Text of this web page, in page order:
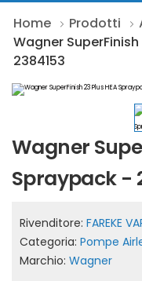
Home Prodotti
Wagner
2384153
Wagner
Spraypack -
Rivenditore: FAREKE
Categoria: Pompe
Marchio: Wagner